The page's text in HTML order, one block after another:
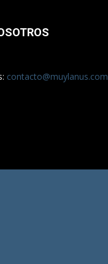
contacto@muylanus.com